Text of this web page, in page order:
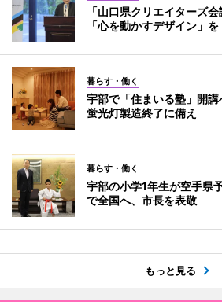
「山口県クリエイターズ
「心を動かすデザイン」を
暮らす・働く
宇部で「住まいる塾」開
蛍光灯製造終了に備え
暮らす・働く
宇部の小学1年生が空手
で全国へ、市長を表敬
もっと見る